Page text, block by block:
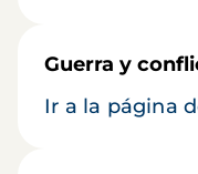
Guerra y
Ir a la página